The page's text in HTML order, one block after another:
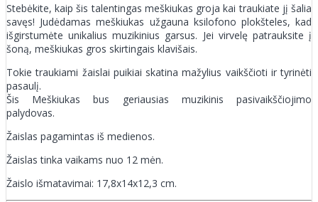
Stebėkite, kaip šis talentingas meškiukas groja kai traukiate jį šalia
savęs! Judėdamas meškiukas užgauna ksilofono plokšteles, kad
išgirstumėte unikalius muzikinius garsus. Jei virvelę patrauksite į
šoną, meškiukas gros skirtingais klavišais.
Tokie traukiami žaislai puikiai skatina mažylius vaikščioti ir tyrinėti
pasaulį.
Šis Meškiukas bus geriausias muzikinis pasivaikščiojimo
palydovas.
Žaislas pagamintas iš medienos.
Žaislas tinka vaikams nuo 12 mėn.
Žaislo išmatavimai: 17,8x14x12,3 cm.